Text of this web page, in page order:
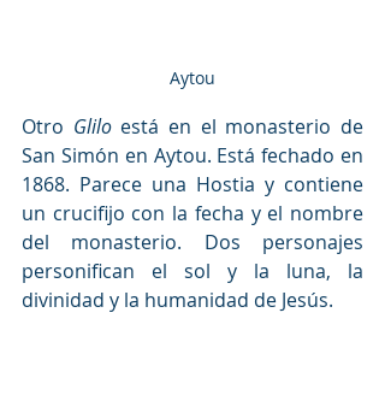
Aytou
Otro Glilo está en el monasterio de
San Simón en Aytou. Está fechado en
1868. Parece una Hostia y contiene
un crucifijo con la fecha y el nombre
del monasterio. Dos personajes
personifican el sol y la luna, la
divinidad y la humanidad de Jesús.